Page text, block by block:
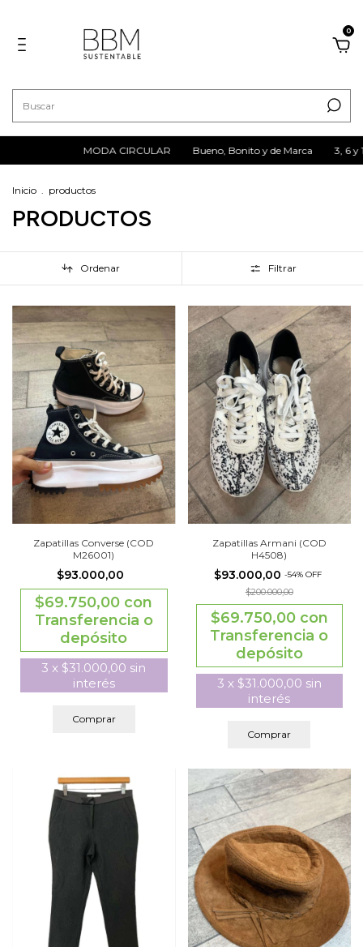
0
Bueno, Bonito y de Marca 3, 6 y 12 cuotas sin interés
Inicio . productos
PRODUCTOS
Ordenar Filtrar
Zapatillas Converse (COD
M26001)
$93.000,00
$69.750,00 con
Transferencia o
depósito
3 x $31.000,00 sin
interés
Comprar
Zapatillas Armani (COD
H4508)
$93.000,00 -54% OFF
$200.000,00
$69.750,00 con
Transferencia o
depósito
3 x $31.000,00 sin
interés
Comprar